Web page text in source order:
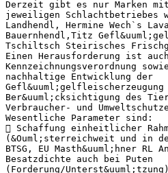
Derzeit gibt es nur Marken mit
jeweiligen Schlachtbetriebes
Landhendl, Hermine Wech`s
Bauernhendl,Titz
Tschiltsch Steirisches
Einen Herausforderung ist
Kennzeichnungsverordnung
nachhaltige Entwicklung der
Ber&uuml;cksichtigung des
Verbraucher- und
Wesentliche Parameter sind:
 Schaffung einheitlicher
(&Ouml;sterreichweit und in
BTSG, EU Masth&uuml;hner RL
Besatzdichte auch bei Puten
(Forderung/